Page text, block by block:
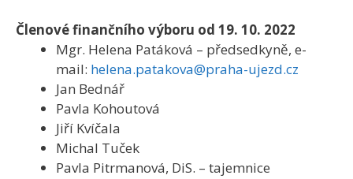
Členové finančního výboru od 19. 10. 2022
Mgr. Helena Patáková – předsedkyně, e-
mail: helena.patakova@praha-ujezd.cz
Jan Bednář
Pavla Kohoutová
Jiří Kvíčala
Michal Tuček
Pavla Pitrmanová, DiS. – tajemnice